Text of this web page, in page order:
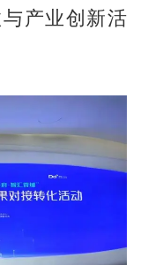
产业创新活